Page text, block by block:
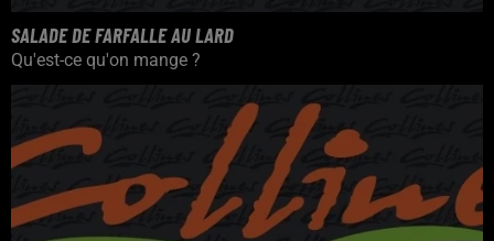
SALADE DE FARFALLE AU LARD
Qu'est-ce qu'on mange ?